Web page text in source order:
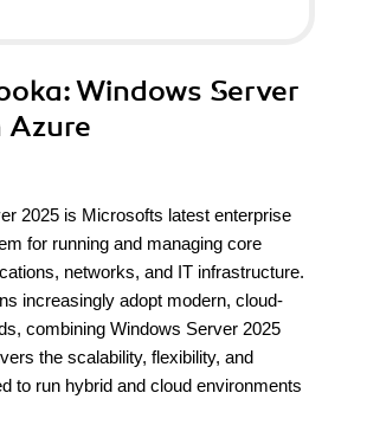
: Windows Server
Azure
2025 is Microsofts latest enterprise
for running and managing core
networks, and IT infrastructure.
increasingly adopt modern, cloud-
combining Windows Server 2025
the scalability, flexibility, and
to run hybrid and cloud environments